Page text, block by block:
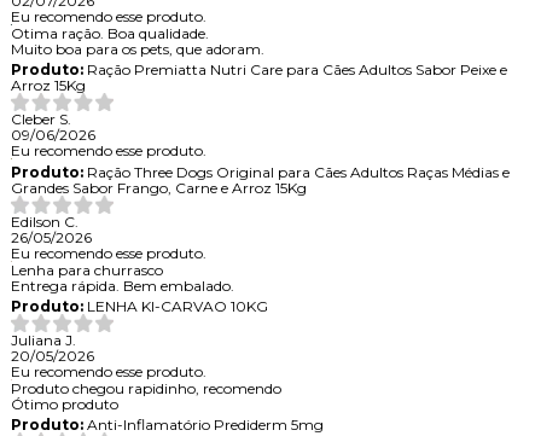
Eu recomendo esse produto.
Otima ração. Boa qualidade.
Muito boa para os pets, que adoram.
Produto:Ração Premiatta Nutri Care para Cães Adultos Sabor Peixe e
Arroz 15Kg
Cleber S.
09/06/2026
Eu recomendo esse produto.
Produto:Ração Three Dogs Original para Cães Adultos Raças Médias e
Grandes Sabor Frango, Carne e Arroz 15Kg
Edilson C.
26/05/2026
Eu recomendo esse produto.
Lenha para churrasco
Entrega rápida. Bem embalado.
Produto:LENHA KI-CARVAO 10KG
Juliana J.
20/05/2026
Eu recomendo esse produto.
Produto chegou rapidinho, recomendo
Ótimo produto
Produto:Anti-Inflamatório Prediderm 5mg